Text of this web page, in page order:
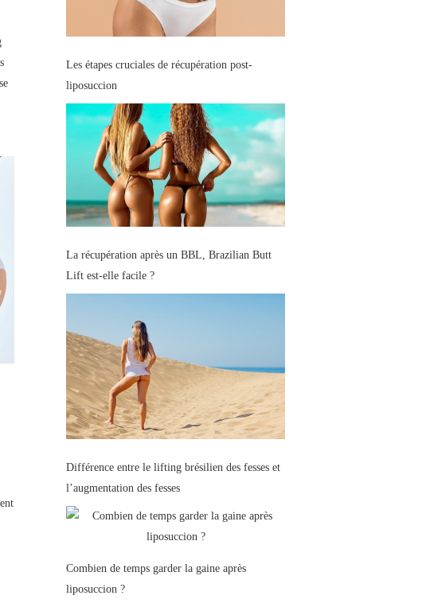
Les étapes cruciales de récupération post-
liposuccion
La récupération après un BBL, Brazilian Butt
Lift est-elle facile ?
Différence entre le lifting brésilien des fesses et
l’augmentation des fesses
Combien de temps garder la gaine après
liposuccion ?